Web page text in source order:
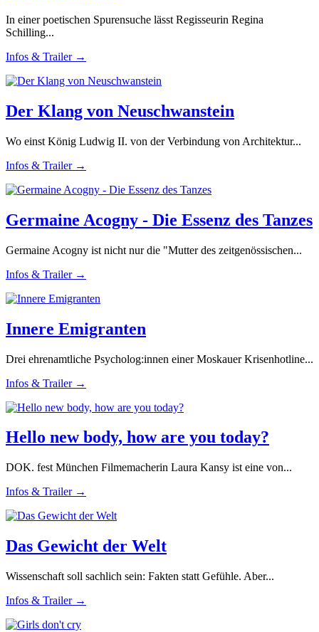
In einer poetischen Spurensuche lässt Regisseurin Regina
Schilling...
Infos & Trailer →
Der Klang von Neuschwanstein
Wo einst König Ludwig II. von der Verbindung von Architektur...
Infos & Trailer →
Germaine Acogny - Die Essenz des Tanzes
Germaine Acogny ist nicht nur die "Mutter des zeitgenössischen...
Infos & Trailer →
Innere Emigranten
Drei ehrenamtliche Psycholog:innen einer Moskauer Krisenhotline...
Infos & Trailer →
Hello new body, how are you today?
DOK. fest München Filmemacherin Laura Kansy ist eine von...
Infos & Trailer →
Das Gewicht der Welt
Wissenschaft soll sachlich sein: Fakten statt Gefühle. Aber...
Infos & Trailer →